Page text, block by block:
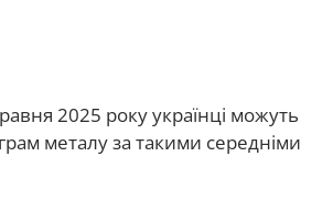
2025 року українці можуть
металу за такими середніми